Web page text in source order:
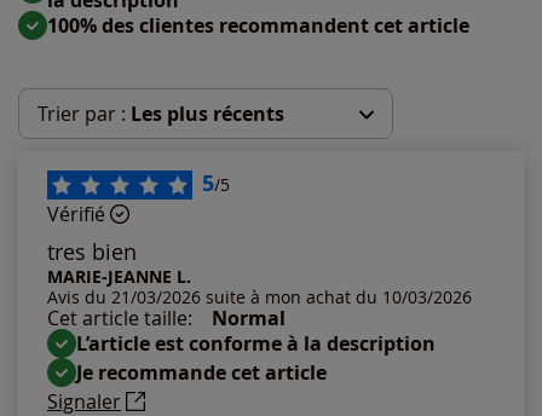
100% des clientes recommandent cet article
Trier par : Les plus récents
Les plus récents
Les plus anciens
Notes les plus élevées
Notes les plus basses
5/5
Vérifié
tres bien
MARIE-JEANNE L.
Avis du 21/03/2026 suite à mon achat du 10/03/2026
Cet article taille:
Normal
L’article est conforme à la description
Je recommande cet article
Signaler